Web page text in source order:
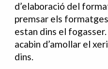
d’elaboració del
premsar els
estan dins el
acabin d’amollar el
dins.